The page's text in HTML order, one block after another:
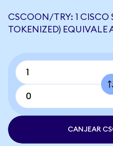
CSCOON/TRY: 1 CISCO
TOKENIZED) EQUIVALE
CANJEAR